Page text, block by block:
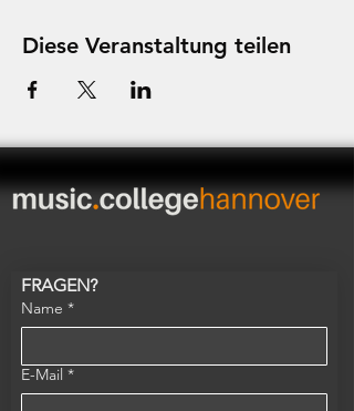
Diese Veranstaltung teilen
FRAGEN?
Name *
E-Mail *